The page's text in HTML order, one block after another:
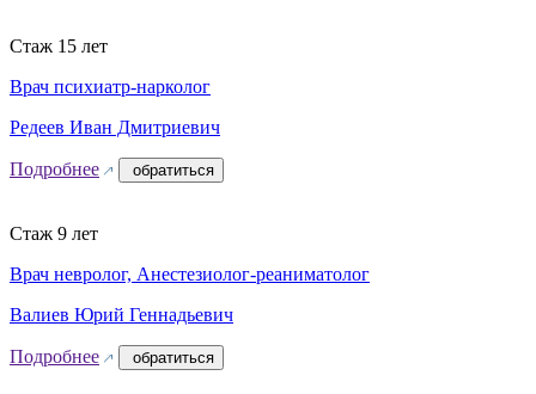
Стаж 15 лет
Врач психиатр-нарколог
Редеев Иван Дмитриевич
Подробнее обратиться
Стаж 9 лет
Врач невролог, Анестезиолог-реаниматолог
Валиев Юрий Геннадьевич
Подробнее обратиться